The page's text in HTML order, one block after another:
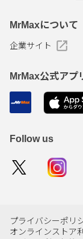
MrMaxについて
企業サイト
MrMax公式アプ
Follow us
プライバシーポリ
オンラインストア